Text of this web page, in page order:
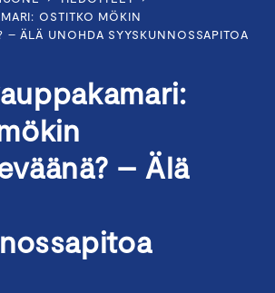
OSTITKO MÖKIN
– ÄLÄ UNOHDA SYYSKUNNOSSAPITOA
– Älä